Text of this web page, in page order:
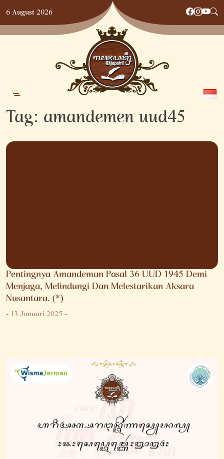
Skip
to
content
6 August 2026
Tag:amandemen uud45
Pentingnya Amandeman Pasal 36 UUD 1945 Demi
Menjaga, Melindungi Dan Melestarikan Aksara
Nusantara. (*)
-13 Januari 2025-